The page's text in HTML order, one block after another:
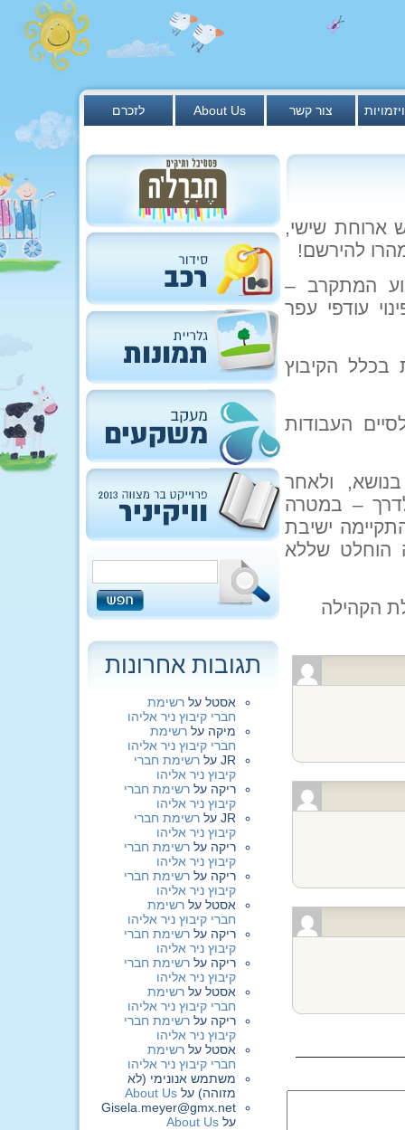
לזכרם About Us צור קשר
ארוחת שישי,
להירשם!
המתקרב –
עודפי עפר
בכלל הקיבוץ
העבודות
ולאחר
– במטרה
ישיבת
הוחלט שללא
הקהילה
תגובות אחרונות
אסטל על רשימת
חברי קיבוץ ניר אליהו
מיקה על רשימת
חברי קיבוץ ניר אליהו
JR על רשימת חברי
קיבוץ ניר אליהו
ריקה על רשימת חברי
קיבוץ ניר אליהו
JR על רשימת חברי
קיבוץ ניר אליהו
ריקה על רשימת חברי
קיבוץ ניר אליהו
ריקה על רשימת חברי
קיבוץ ניר אליהו
אסטל על רשימת
חברי קיבוץ ניר אליהו
ריקה על רשימת חברי
קיבוץ ניר אליהו
ריקה על רשימת חברי
קיבוץ ניר אליהו
אסטל על רשימת
חברי קיבוץ ניר אליהו
ריקה על רשימת חברי
קיבוץ ניר אליהו
אסטל על רשימת
חברי קיבוץ ניר אליהו
משתמש אנונימי (לא
מזוהה) על About Us
Gisela.meyer@gmx.net
על About Us